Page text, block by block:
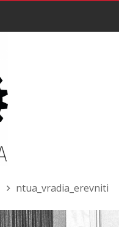
ntua_vradia_erevniti